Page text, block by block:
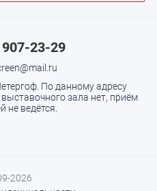
23-29
По данному адресу
зала нет, приём
не ведётся.
2026